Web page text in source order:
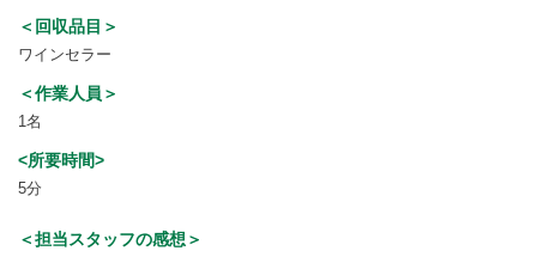
＜回収品目＞
ワインセラー
＜作業人員＞
1名
<所要時間>
5分
＜担当スタッフの感想＞